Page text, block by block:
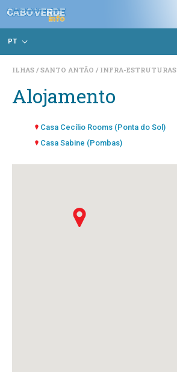
PT
ILHAS SANTO ANTÃO INFRA-ESTRUTURAS
Alojamento
Casa Cecílio Rooms (Ponta do Sol)
Casa Sabine (Pombas)